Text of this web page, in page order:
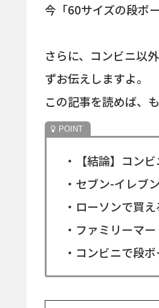
今「60サイズの段ボ
さらに、コンビニ以
ずお伝えしますよ。
この記事を読めば、
・【結論】コン
・セブン-イレブ
・ローソンで買
・ファミリーマ
・コンビニで段